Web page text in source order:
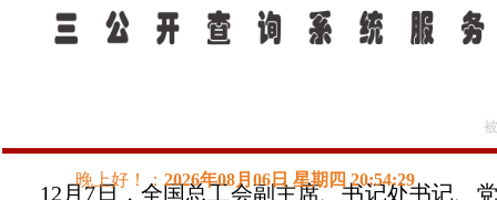
所在位置：新闻动态 今日头条
12月7日，全国总工会副主席、书记处书记、